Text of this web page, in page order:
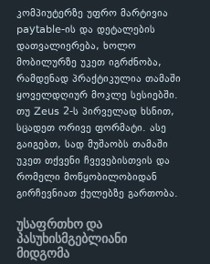
კომპიუტერზე უფრო მარტივია
paytable-ის და დეტალების
დათვალიერება, ხოლო
მობილურზე უკეთ იგრძნობა,
რამდენად პრაქტიკულია თამაში
ყოველდღიურ მოკლე სესიებში.
თუ Zeus 2-ს პირველად ხსნით,
სცადეთ ორივე ფორმატი. ასე
გაიგებთ, სად მუშაობს თამაში
უკეთ თქვენი ჩვევებისთვის და
რომელი მოწყობილობიდან
გირჩევნიათ ქულებზე გართობა.
უსაფრთხო და
პასუხისმგებლიანი
მიდგომა